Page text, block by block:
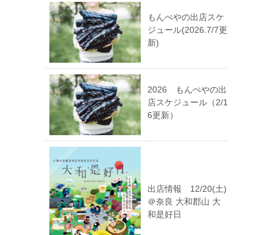
もんぺやの出店スケ
ジュール(2026.7/7更
新)
2026 もんぺやの出
店スケジュール（2/1
6更新）
出店情報 12/20(土)
＠奈良 大和郡山 大
和是好日